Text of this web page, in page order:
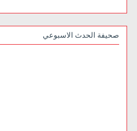
صحيفة الحدث الاسبوعي